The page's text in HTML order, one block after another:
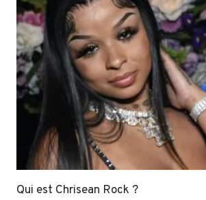
Qui est Chrisean Rock ?